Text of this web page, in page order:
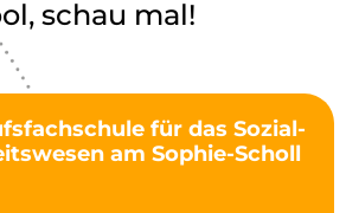
schau mal!
für das Sozial-
am Sophie-Scholl